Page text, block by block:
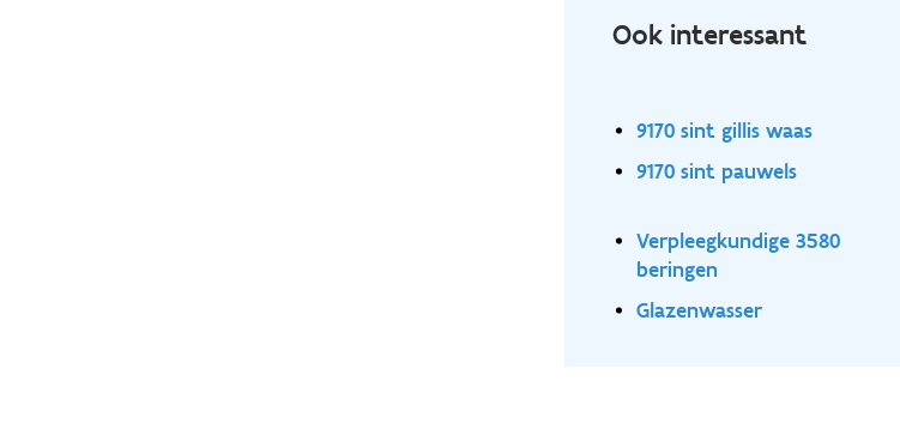
Ook interessant
9170 sint gillis waas
9170 sint pauwels
Verpleegkundige 3580
beringen
Glazenwasser